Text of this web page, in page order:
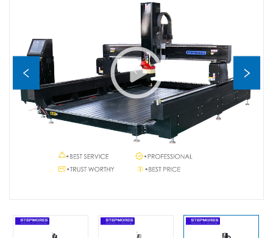
شراء
فيديو